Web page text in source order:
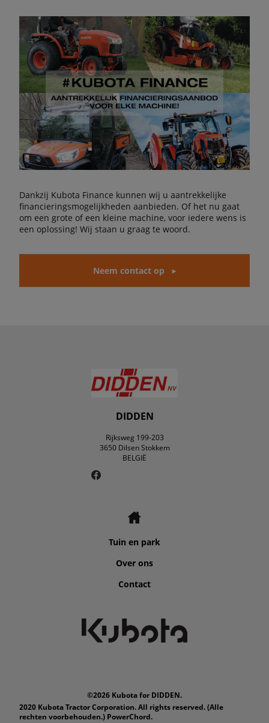
Dankzij Kubota Finance kunnen wij u aantrekkelijke
financieringsmogelijkheden aanbieden. Of het nu gaat
om een grote of een kleine machine, voor iedere wens is
een oplossing! Wij staan u graag te woord.
Neem contact op
DIDDEN
Rijksweg 199-203
3650 Dilsen Stokkem
BELGIË
Tuin en park
Over ons
Contact
©2026 Kubota for DIDDEN.
2020 Kubota Tractor Corporation. All rights reserved. (Alle
rechten voorbehouden.) PowerChord.